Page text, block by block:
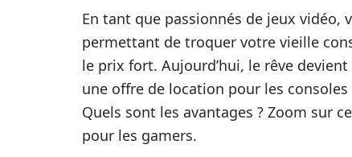
En tant que passionnés de jeux vidéo,
permettant de troquer votre vieille
le prix fort. Aujourd’hui, le rêve
une offre de location pour les
Quels sont les avantages ? Zoom sur
pour les gamers.